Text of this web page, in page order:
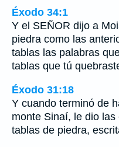
Éxodo 34:1
Y el SEÑOR dijo a
piedra como las
tablas las palabras
tablas que tú
Éxodo 31:18
Y cuando terminó de
monte Sinaí, le dio
tablas de piedra,